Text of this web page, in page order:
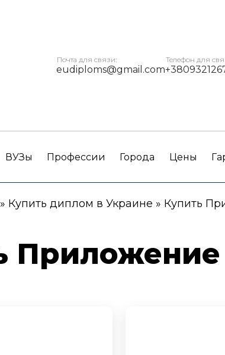
Почта для связи:
eudiploms@gmail.com
Телефон для
ВУЗы Профессии Города Цены
» Купить диплом в Украине » Купить